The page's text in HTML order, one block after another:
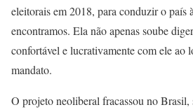
eleitorais em 2018, para conduzir o país
encontramos. Ela não apenas soube
confortável e lucrativamente com ele ao
mandato.
O projeto neoliberal fracassou no Brasil,